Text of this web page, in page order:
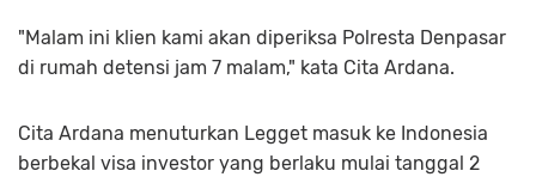
"Malam ini klien kami akan diperiksa Polresta Denpasar
di rumah detensi jam 7 malam," kata Cita Ardana.
Cita Ardana menuturkan Legget masuk ke Indonesia
berbekal visa investor yang berlaku mulai tanggal 2